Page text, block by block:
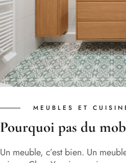
MEUBLES ET
Pourquoi pas du
Un meuble, c’est bien. Un